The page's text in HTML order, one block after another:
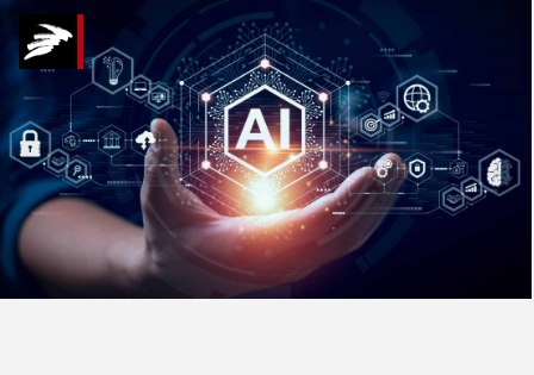
Praktiske spørgsmål
Spørgsmål til tilmelding, forplejning,
afholdelsessted m.m.
Hvad kan vi hjælpe
dig med?